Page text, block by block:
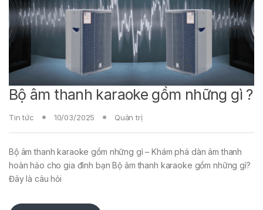
Bộ âm thanh karaoke gồm những gì ?
Tin tức 10/03/2025 Quản trị
Bộ âm thanh karaoke gồm những gì – Khám phá dàn âm thanh
hoàn hảo cho gia đình bạn Bộ âm thanh karaoke gồm những gì?
Đây là câu hỏi